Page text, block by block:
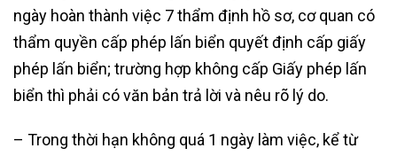
ngày hoàn thành việc 7 thẩm định hồ sơ, cơ quan có
thẩm quyền cấp phép lấn biển quyết định cấp giấy
phép lấn biển; trường hợp không cấp Giấy phép lấn
biển thì phải có văn bản trả lời và nêu rõ lý do.
– Trong thời hạn không quá 1 ngày làm việc, kể từ